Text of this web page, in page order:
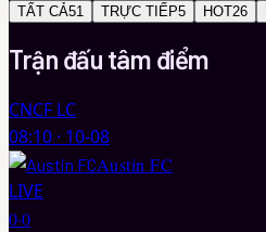
TẤT CẢ51 TRỰC TIẾP5 HOT26
Trận đấu tâm điểm
CNCF LC
08:10 · 10-08
Austin FC
LIVE
0·0